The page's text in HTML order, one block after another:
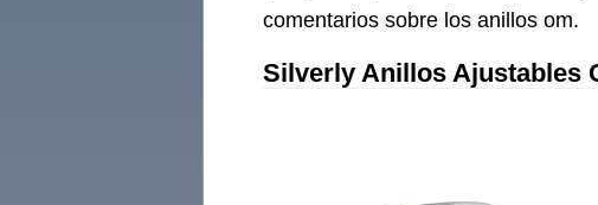
comentarios sobre los anillos om.
Silverly Anillos Ajustables